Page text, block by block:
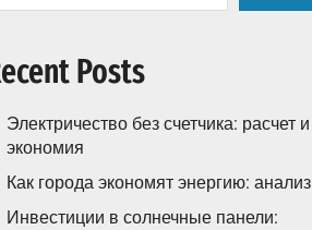
Posts
Электричество без счетчика: расчет и
экономия
Как города экономят энергию: анализ
Инвестиции в солнечные панели: